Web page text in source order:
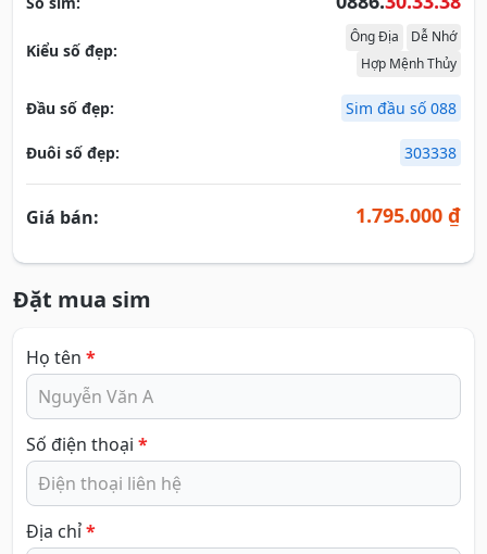
Kiểu số đẹp:
Ông Địa
Dễ Nhớ
Hợp Mệnh Thủy
Đầu số đẹp: Sim đầu số 088
Đuôi số đẹp: 303338
Giá bán: 1.795.000 ₫
Đặt mua sim
Họ tên *
Số điện thoại *
Địa chỉ*